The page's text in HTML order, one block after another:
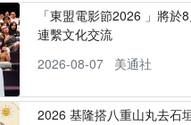
「東盟電影節2026 」將
連繫文化交流
2026-08-07
美通社
2026 基隆搭八重山丸去石